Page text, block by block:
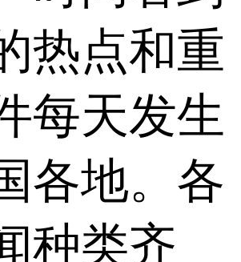
热点和重
每天发生
各地。各
种类齐